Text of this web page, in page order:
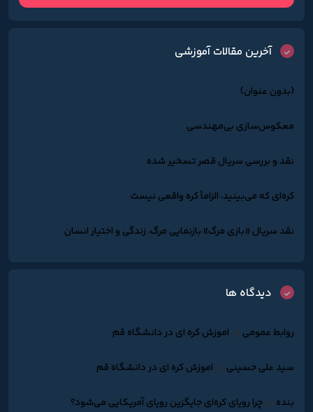
آخرین مقالات آموزشی
(بدون عنوان)
معکوس‌سازی بی‌مهندسی
نقد و بررسی سریال قصر تسخیر شده
کره‌ای که می‌بینید، الزاماً کره واقعی نیست
نقد سریال «بازی مرگ» بازنمایی مرگ، زندگی و اختیار انسان
دیدگاه ها
روابط عمومی دراموزش کره ای در دانشگاه قم
سید علی حسینی دراموزش کره ای در دانشگاه قم
بنده درچرا رویای کره‌ای جایگزین رویای آمریکایی می‌شود؟